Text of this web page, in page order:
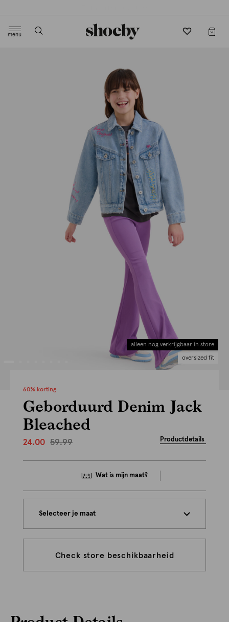
menu
alleen nog verkrijgbaar in store
oversized fit
60% korting
Geborduurd Denim Jack
Bleached
24.00 59.99 Productdetails
Wat is mijn maat?
Selecteer je maat
Check store beschikbaarheid